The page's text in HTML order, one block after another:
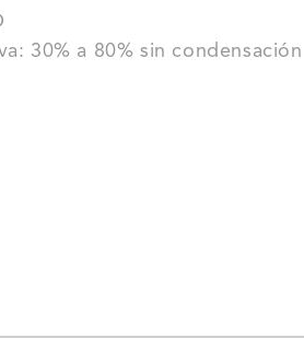
30% a 80% sin condensación